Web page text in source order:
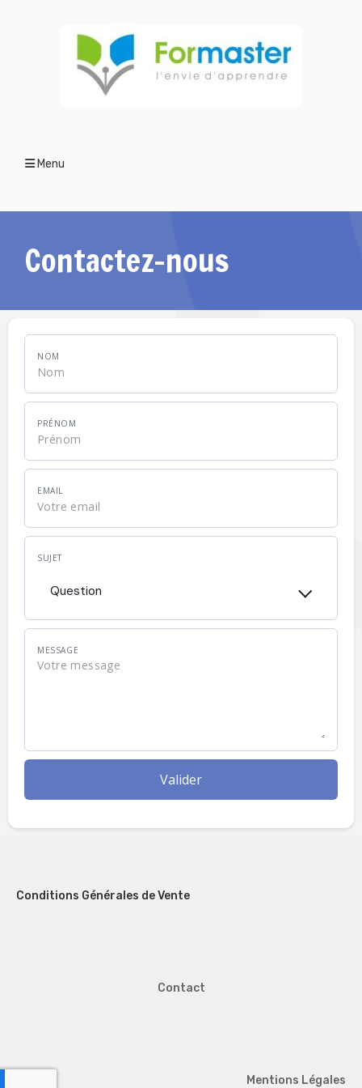
Menu
Contactez-nous
NOM
PRÉNOM
EMAIL
SUJET
Question
MESSAGE
Valider
Conditions Générales de Vente
Contact
Mentions Légales